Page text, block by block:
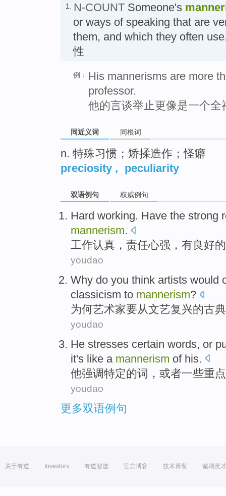
1. N-COUNT Someone's
or ways of speaking that are
them, and which they often
性
例： His mannerisms are more
professor.
他的言谈举止更像是一个全
同近义词 同根词
n. 特殊习惯；矫揉造作；怪癖
preciosity , peculiarity
双语例句 权威例句
Hard working. Have the strong
mannerism.
工作认真， 责任心强 ， 有 良好的
youdao
Why do you think artists would
classicism to mannerism?
为何艺术家要从文艺复兴的古
youdao
He stresses certain words, or
it's like a mannerism of his.
他强调特定的词 ， 或者一些重点
youdao
更多双语例句
关于有道 Investors 有道智选 官方博客 技术博客 诚聘英才